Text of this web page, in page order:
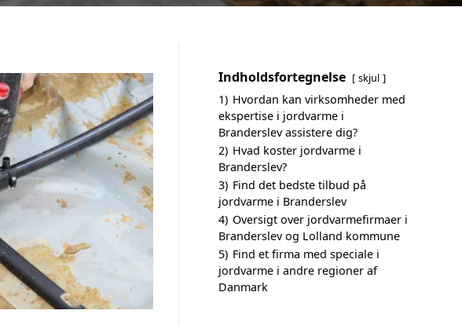
Indholdsfortegnelse skjul
1) Hvordan kan virksomheder med
ekspertise i jordvarme i
Branderslev assistere dig?
2) Hvad koster jordvarme i
Branderslev?
3) Find det bedste tilbud på
jordvarme i Branderslev
4) Oversigt over jordvarmefirmaer i
Branderslev og Lolland kommune
5) Find et firma med speciale i
jordvarme i andre regioner af
Danmark